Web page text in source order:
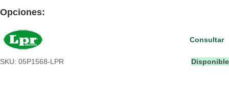
Opciones:
SKU: 05P1568-LPR Disponible
Consultar